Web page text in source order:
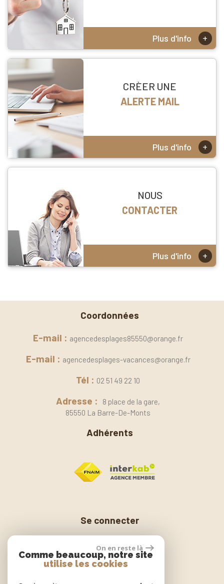
Plus d'info +
CRÈER UNE
ALERTE MAIL
Plus d'info +
NOUS
CONTACTER
Plus d'info +
Coordonnées
E-mail : agencedesplages85550@orange.fr
E-mail : agencedesplages-vacances@orange.fr
Tél : 02 51 49 22 10
Adresse :
8 place de la gare,
85550 La Barre-De-Monts
Adhérents
Se connecter
Espace propriétaire
On en reste là
Comme beaucoup, notre site
utilise les cookies